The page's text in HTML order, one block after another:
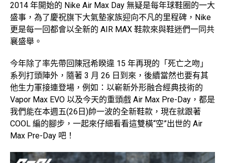
2014 年開始的 Nike Air Max Day 無疑是每年球鞋圈的一大
盛事，為了慶祝旗下大氣墊家族迎向不凡的里程碑，Nike
更是每一回都會以全新的 AIR MAX 鞋款來與鞋迷們一同共
襄盛舉。
今年除了率先帶回陳冠希睽違 15 年再現的「死亡之吻」
系列打頭陣外，隨著 3 月 26 日到來，後續當然也要有其
他生力軍接連登場，例如：以嶄新外形融合經典技術的
Vapor Max EVO 以及今天的重頭戲 Air Max Pre-Day，都是
我們能在本週五(26日)帥一波的全新鞋款，現在就跟著
COOL 編的腳步，一起來仔細看看這雙橫“空”出世的 Air
Max Pre-Day 吧！